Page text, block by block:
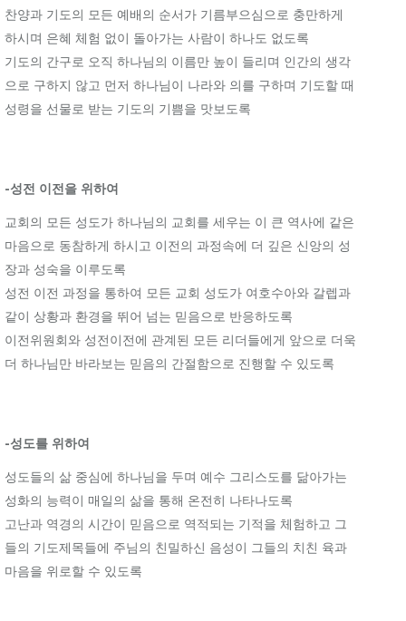
찬양과 기도의 모든 예배의 순서가 기름부으심으로 충만하게
하시며 은혜 체험 없이 돌아가는 사람이 하나도 없도록
기도의 간구로 오직 하나님의 이름만 높이 들리며 인간의 생각
으로 구하지 않고 먼저 하나님이 나라와 의를 구하며 기도할 때
성령을 선물로 받는 기도의 기쁨을 맛보도록
-성전 이전을 위하여
교회의 모든 성도가 하나님의 교회를 세우는 이 큰 역사에 같은
마음으로 동참하게 하시고 이전의 과정속에 더 깊은 신앙의 성
장과 성숙을 이루도록
성전 이전 과정을 통하여 모든 교회 성도가 여호수아와 갈렙과
같이 상황과 환경을 뛰어 넘는 믿음으로 반응하도록
이전위원회와 성전이전에 관계된 모든 리더들에게 앞으로 더욱
더 하나님만 바라보는 믿음의 간절함으로 진행할 수 있도록
-성도를 위하여
성도들의 삶 중심에 하나님을 두며 예수 그리스도를 닮아가는
성화의 능력이 매일의 삶을 통해 온전히 나타나도록
고난과 역경의 시간이 믿음으로 역적되는 기적을 체험하고 그
들의 기도제목들에 주님의 친밀하신 음성이 그들의 치친 육과
마음을 위로할 수 있도록